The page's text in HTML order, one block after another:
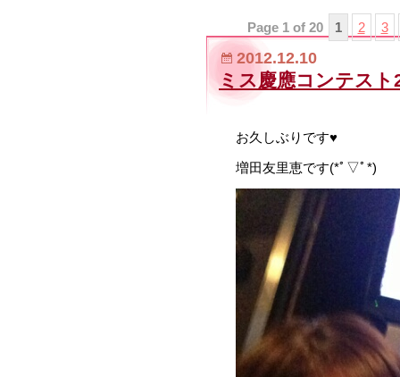
Page 1 of 20 1 2 3
2012.12.10
ミス慶應コンテスト
お久しぶりです♥
増田友里恵です(*ﾟ▽ﾟ*)